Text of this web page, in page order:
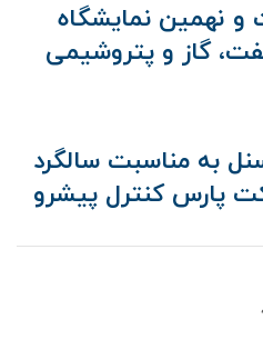
نهمین نمایشگاه
گاز و پتروشیمی
به مناسبت سالگرد
پارس کنترل پیشرو